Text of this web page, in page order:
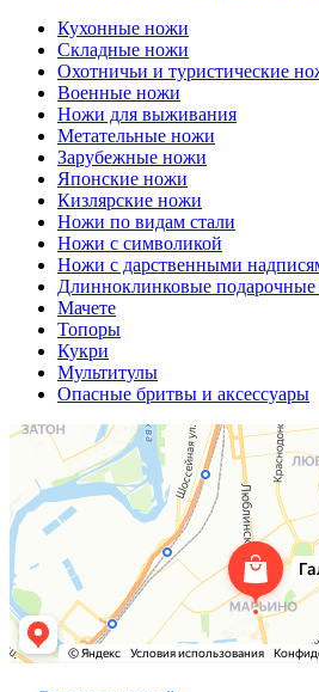
Кухонные ножи
Складные ножи
Охотничьи и туристические
Военные ножи
Ножи для выживания
Метательные ножи
Зарубежные ножи
Японские ножи
Кизлярские ножи
Ножи по видам стали
Ножи с символикой
Ножи с дарственными
Длинноклинковые подарочные
Мачете
Топоры
Кукри
Мультитулы
Опасные бритвы и аксессуары